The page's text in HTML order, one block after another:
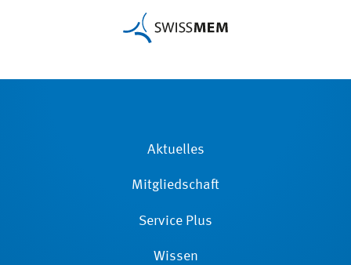
Aktuelles
Mitgliedschaft
Service Plus
Wissen